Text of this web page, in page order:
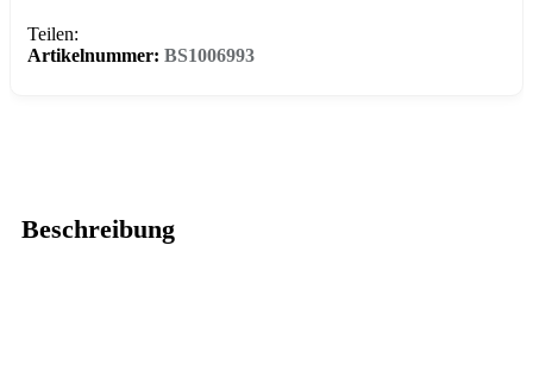
Teilen:
Artikelnummer: BS1006993
Beschreibung